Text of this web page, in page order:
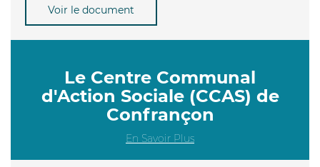
Voir le document
Le Centre Communal
d'Action Sociale (CCAS) de
Confrançon
En Savoir Plus